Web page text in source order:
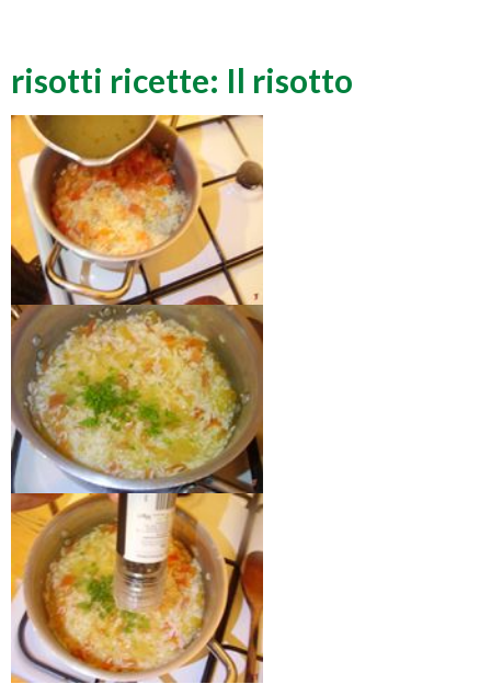
risotti ricette: Il risotto